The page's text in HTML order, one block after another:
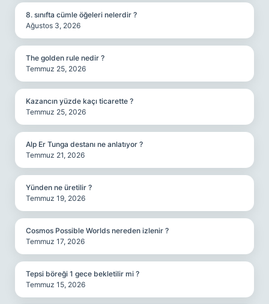
8. sınıfta cümle öğeleri nelerdir ?
Ağustos 3, 2026
The golden rule nedir ?
Temmuz 25, 2026
Kazancın yüzde kaçı ticarette ?
Temmuz 25, 2026
Alp Er Tunga destanı ne anlatıyor ?
Temmuz 21, 2026
Yünden ne üretilir ?
Temmuz 19, 2026
Cosmos Possible Worlds nereden izlenir ?
Temmuz 17, 2026
Tepsi böreği 1 gece bekletilir mi ?
Temmuz 15, 2026